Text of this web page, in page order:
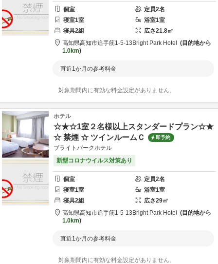
個室 定員2名
寝室1室 浴室1室
寝具2組 広さ21.8㎡
高知県高知市追手筋1-5-13 Bright Park Hotel
目的地から
1.0km
直近1か月の参考料金
対象期間内に有効な料金設定がありません。
ホテル
☆★☆1室２名様以上スタンダードプラン☆★
☆ 禁煙 ☆ ツインルームＣ
即予約
ブライトパークホテル
新型コロナウイルス対策あり
個室 定員2名
寝室1室 浴室1室
寝具2組 広さ29㎡
高知県高知市追手筋1-5-13 Bright Park Hotel
目的地から
1.0km
直近1か月の参考料金
対象期間内に有効な料金設定がありません。